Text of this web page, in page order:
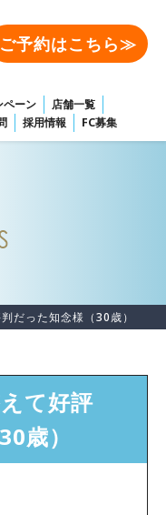
ご予約はこちら≫
ペーン
店舗一覧
採用情報 FC募集
だった知念様（30歳）
て好評
歳）